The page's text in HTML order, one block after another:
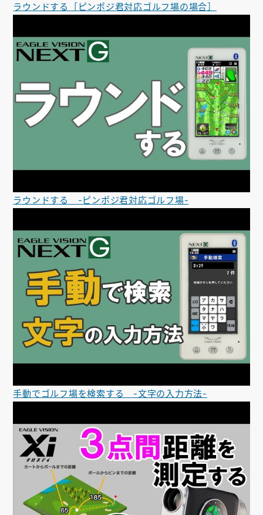
ラウンドする［ピンポジ君対応ゴルフ場の場合］
ラウンドする -ピンポジ君対応ゴルフ場-
手動でゴルフ場を検索する -文字の入力方法-